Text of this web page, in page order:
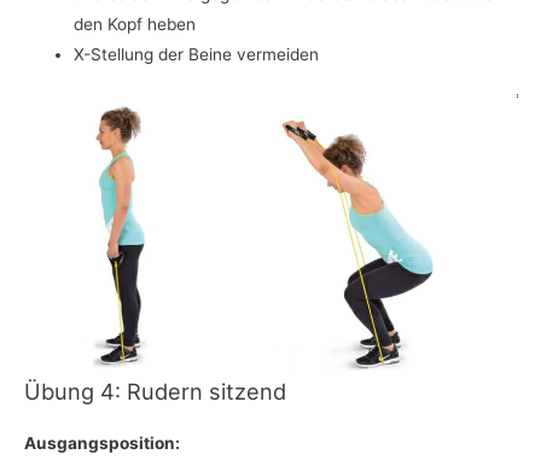
den Kopf heben
X-Stellung der Beine vermeiden
Übung 4: Rudern sitzend
Ausgangsposition: